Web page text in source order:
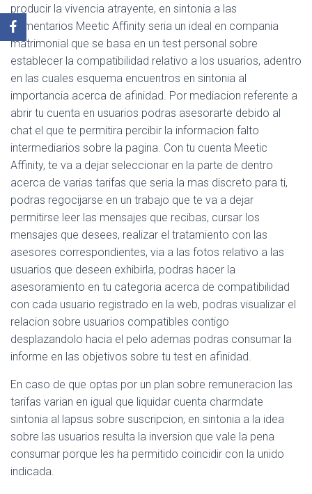
producir la vivencia atrayente, en sintonia a las
comentarios Meetic Affinity seria un ideal en compania
matrimonial que se basa en un test personal sobre
establecer la compatibilidad relativo a los usuarios, adentro
en las cuales esquema encuentros en sintonia al
importancia acerca de afinidad. Por mediacion referente a
abrir tu cuenta en usuarios podras asesorarte debido al
chat el que te permitira percibir la informacion falto
intermediarios sobre la pagina. Con tu cuenta Meetic
Affinity, te va a dejar seleccionar en la parte de dentro
acerca de varias tarifas que seria la mas discreto para ti,
podras regocijarse en un trabajo que te va a dejar
permitirse leer las mensajes que recibas, cursar los
mensajes que desees, realizar el tratamiento con las
asesores correspondientes, via a las fotos relativo a las
usuarios que deseen exhibirla, podras hacer la
asesoramiento en tu categoria acerca de compatibilidad
con cada usuario registrado en la web, podras visualizar el
relacion sobre usuarios compatibles contigo
desplazandolo hacia el pelo ademas podras consumar la
informe en las objetivos sobre tu test en afinidad.
En caso de que optas por un plan sobre remuneracion las
tarifas varian en igual que liquidar cuenta charmdate
sintonia al lapsus sobre suscripcion, en sintonia a la idea
sobre las usuarios resulta la inversion que vale la pena
consumar porque les ha permitido coincidir con la unido
indicada.